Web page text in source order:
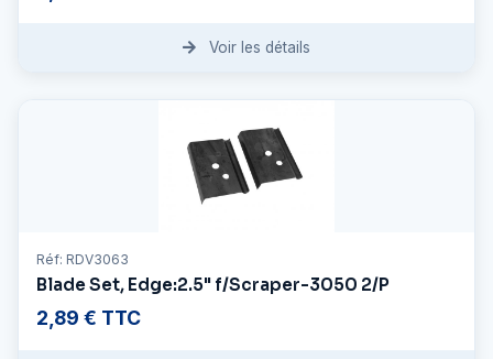
Voir les détails
Réf: RDV3063
Blade Set, Edge:2.5" f/Scraper-3050 2/P
2,89 € TTC